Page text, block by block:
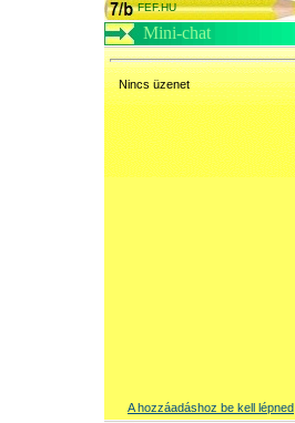
FEF.HU
Mini-chat
A hozzáadáshoz be kell lépned